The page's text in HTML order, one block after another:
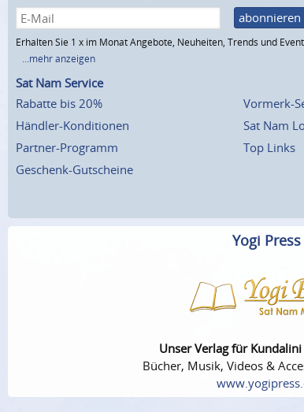
abonnieren
Erhalten Sie 1 x im Monat Angebote, Neuheiten, Trends und
...mehr anzeigen
Sat Nam Service
Rabatte bis 20%
Händler-Konditionen
Partner-Programm
Geschenk-Gutscheine
Vormerk-
Sat Nam
Top Links
Yogi Press
Unser Verlag für
Bücher, Musik, Videos &